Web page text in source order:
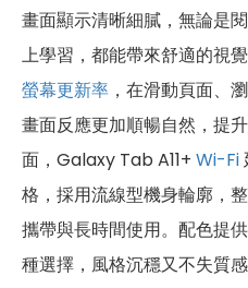
畫面顯示清晰細膩，無論是
上學習，都能帶來舒適的視
螢幕更新率 ，在滑動頁面、
畫面反應更加順暢自然，提
面，Galaxy Tab A11+ Wi-Fi
格，採用流線型機身輪廓，
攜帶與長時間使用。配色提
種選擇，風格沉穩又不失質